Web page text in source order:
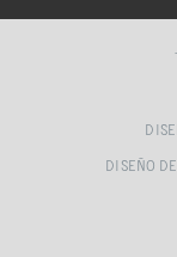
DISEÑO